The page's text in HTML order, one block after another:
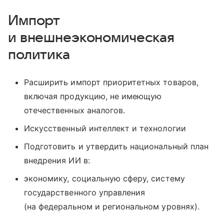
Импорт
и внешнеэкономическая
политика
Расширить импорт приоритетных товаров,
включая продукцию, не имеющую
отечественных аналогов.
Искусственный интеллект и технологии
Подготовить и утвердить национальный план
внедрения ИИ в:
экономику, социальную сферу, систему
государственного управления
(на федеральном и региональном уровнях).